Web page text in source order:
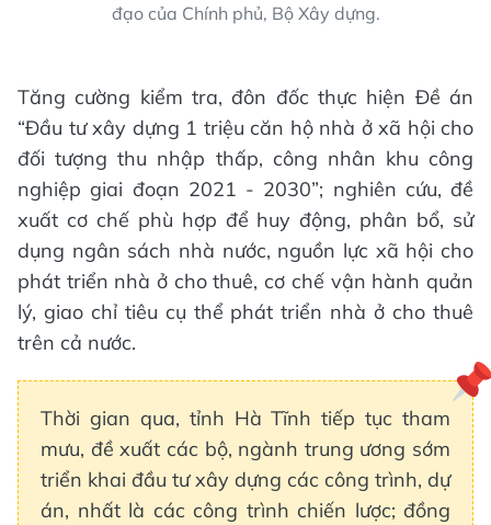
đạo của Chính phủ, Bộ Xây dựng.
Tăng cường kiểm tra, đôn đốc thực hiện Đề án
“Đầu tư xây dựng 1 triệu căn hộ nhà ở xã hội cho
đối tượng thu nhập thấp, công nhân khu công
nghiệp giai đoạn 2021 - 2030”; nghiên cứu, đề
xuất cơ chế phù hợp để huy động, phân bổ, sử
dụng ngân sách nhà nước, nguồn lực xã hội cho
phát triển nhà ở cho thuê, cơ chế vận hành quản
lý, giao chỉ tiêu cụ thể phát triển nhà ở cho thuê
trên cả nước.
Thời gian qua, tỉnh Hà Tĩnh tiếp tục tham
mưu, đề xuất các bộ, ngành trung ương sớm
triển khai đầu tư xây dựng các công trình, dự
án, nhất là các công trình chiến lược; đồng